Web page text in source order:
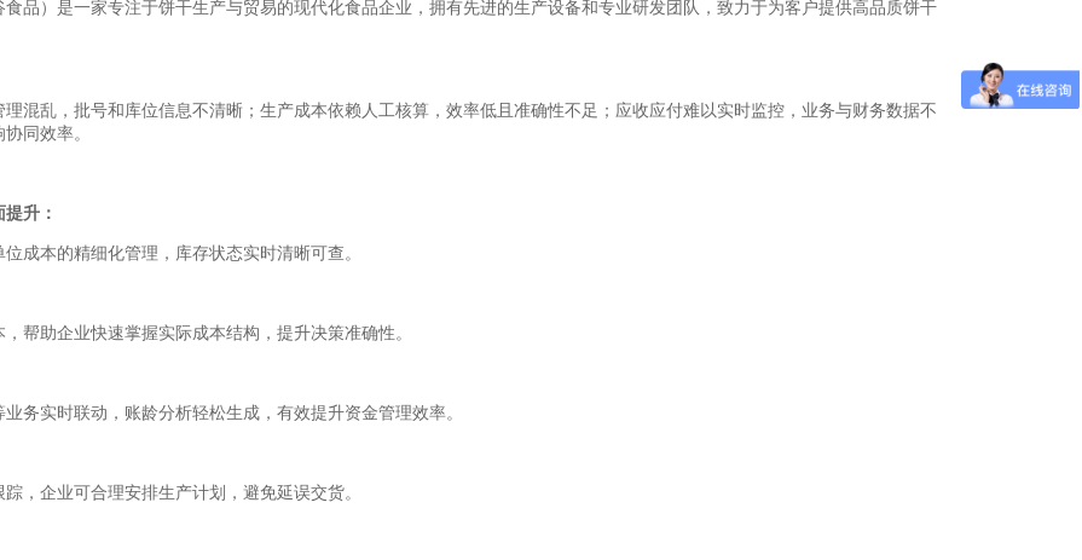
品）是一家专注于饼干生产与贸易的现代化食品企业，拥有先进的生产设备和专业研发团队，致力于为客户提供高品质饼干
理混乱，批号和库位信息不清晰；生产成本依赖人工核算，效率低且准确性不足；应收应付难以实时监控，业务与财务数据不
同效率。
升：
成本的精细化管理，库存状态实时清晰可查。
帮助企业快速掌握实际成本结构，提升决策准确性。
务实时联动，账龄分析轻松生成，有效提升资金管理效率。
，企业可合理安排生产计划，避免延误交货。